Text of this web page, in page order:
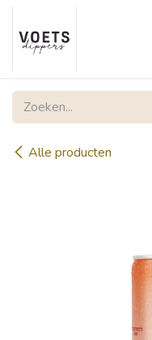
Overslaan naar inhoud
Alle producten